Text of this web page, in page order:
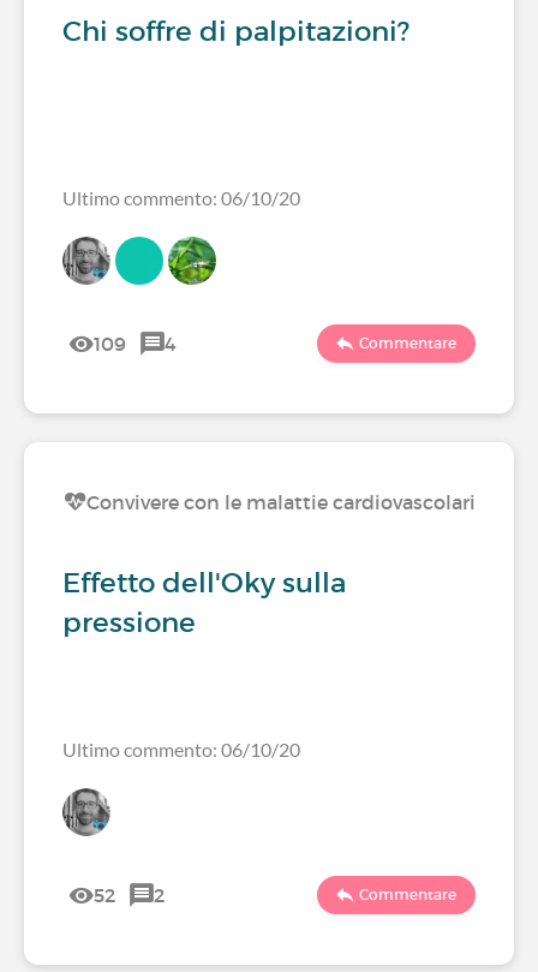
Chi soffre di palpitazioni?
Ultimo commento: 06/10/20
109 4 Commentare
Convivere con le malattie cardiovascolari
Effetto dell'Oky sulla
pressione
Ultimo commento: 06/10/20
52 2 Commentare